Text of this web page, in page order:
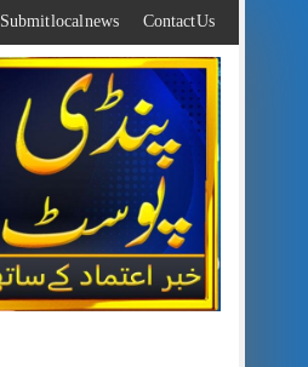
to
content
Contact Us
Submit local news